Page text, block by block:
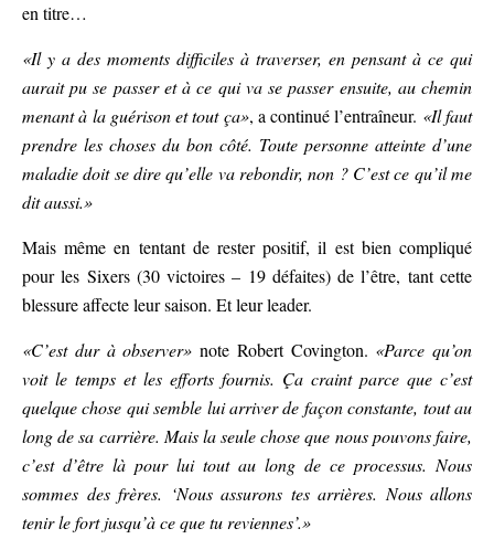
en titre…
«Il y a des moments difficiles à traverser, en pensant à ce qui
aurait pu se passer et à ce qui va se passer ensuite, au chemin
menant à la guérison et tout ça», a continué l’entraîneur. «Il faut
prendre les choses du bon côté. Toute personne atteinte d’une
maladie doit se dire qu’elle va rebondir, non ? C’est ce qu’il me
dit aussi.»
Mais même en tentant de rester positif, il est bien compliqué
pour les Sixers (30 victoires – 19 défaites) de l’être, tant cette
blessure affecte leur saison. Et leur leader.
«C’est dur à observer» note Robert Covington. «Parce qu’on
voit le temps et les efforts fournis. Ça craint parce que c’est
quelque chose qui semble lui arriver de façon constante, tout au
long de sa carrière. Mais la seule chose que nous pouvons faire,
c’est d’être là pour lui tout au long de ce processus. Nous
sommes des frères. ‘Nous assurons tes arrières. Nous allons
tenir le fort jusqu’à ce que tu reviennes’.»